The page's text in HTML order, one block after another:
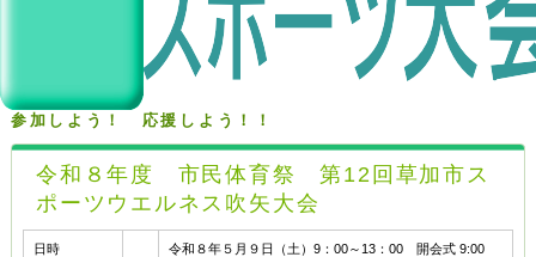
参加しよう！ 応援しよう！！
令和８年度 市民体育祭 第12回草加市ス
ポーツウエルネス吹矢大会
日時 令和８年５月９日（土）9：00～13：00 開会式 9:00